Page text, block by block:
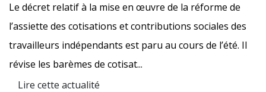
Le décret relatif à la mise en œuvre de la réforme de
l’assiette des cotisations et contributions sociales des
travailleurs indépendants est paru au cours de l’été. Il
révise les barèmes de cotisat...
Lire cette actualité